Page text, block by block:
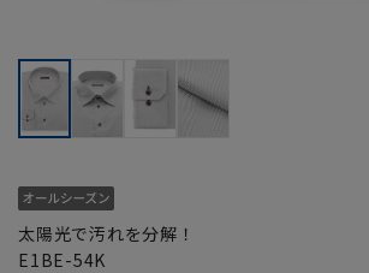
太陽光で汚れを分解！
E1BE-54K